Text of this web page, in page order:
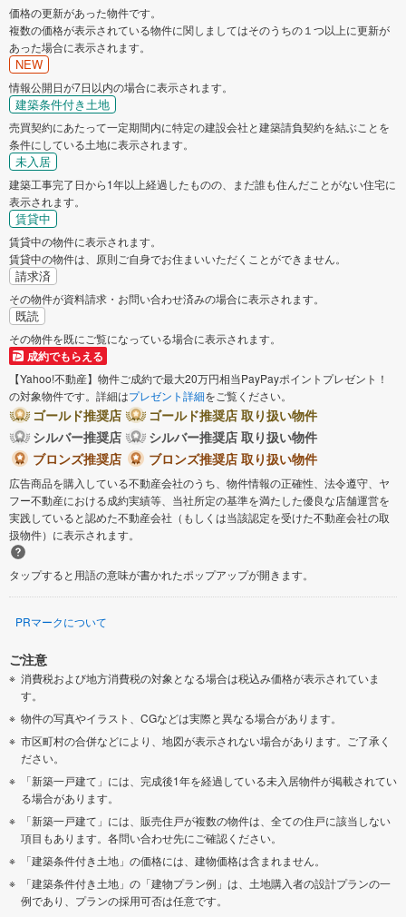
価格の更新があった物件です。
複数の価格が表示されている物件に関しましてはそのうちの１つ以上に更新が
あった場合に表示されます。
NEW
情報公開日が7日以内の場合に表示されます。
建築条件付き土地
売買契約にあたって一定期間内に特定の建設会社と建築請負契約を結ぶことを
条件にしている土地に表示されます。
未入居
建築工事完了日から1年以上経過したものの、まだ誰も住んだことがない住宅に
表示されます。
賃貸中
賃貸中の物件に表示されます。
賃貸中の物件は、原則ご自身でお住まいいただくことができません。
請求済
その物件が資料請求・お問い合わせ済みの場合に表示されます。
既読
その物件を既にご覧になっている場合に表示されます。
成約でもらえる
【Yahoo!不動産】物件ご成約で最大20万円相当PayPayポイントプレゼント！
の対象物件です。詳細はプレゼント詳細をご覧ください。
ゴールド推奨店
ゴールド推奨店 取り扱い物件
シルバー推奨店
シルバー推奨店 取り扱い物件
ブロンズ推奨店
ブロンズ推奨店 取り扱い物件
広告商品を購入している不動産会社のうち、物件情報の正確性、法令遵守、ヤ
フー不動産における成約実績等、当社所定の基準を満たした優良な店舗運営を
実践していると認めた不動産会社（もしくは当該認定を受けた不動産会社の取
扱物件）に表示されます。
タップすると用語の意味が書かれたポップアップが開きます。
PRマークについて
ご注意
消費税および地方消費税の対象となる場合は税込み価格が表示されていま
す。
物件の写真やイラスト、CGなどは実際と異なる場合があります。
市区町村の合併などにより、地図が表示されない場合があります。ご了承く
ださい。
「新築一戸建て」には、完成後1年を経過している未入居物件が掲載されてい
る場合があります。
「新築一戸建て」には、販売住戸が複数の物件は、全ての住戸に該当しない
項目もあります。各問い合わせ先にご確認ください。
「建築条件付き土地」の価格には、建物価格は含まれません。
「建築条件付き土地」の「建物プラン例」は、土地購入者の設計プランの一
例であり、プランの採用可否は任意です。